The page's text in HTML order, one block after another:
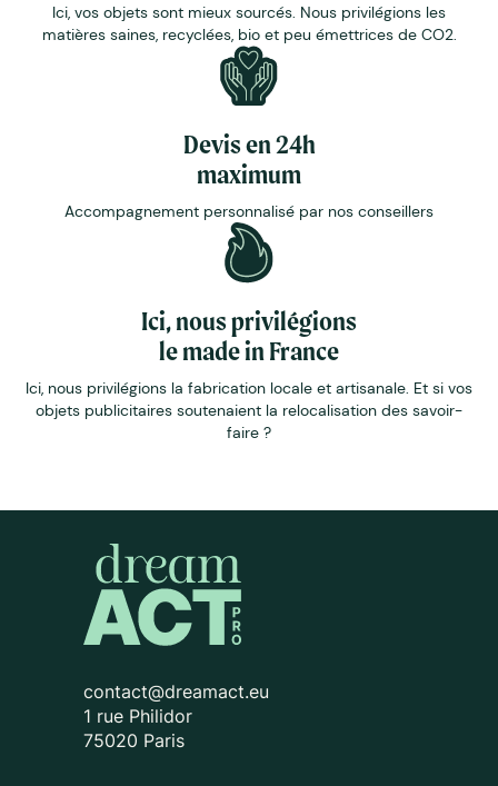
Ici, vos objets sont mieux sourcés. Nous privilégions les
matières saines, recyclées, bio et peu émettrices de CO2.
Devis en 24h
maximum
Accompagnement personnalisé par nos conseillers
Ici, nous privilégions
le made in France
Ici, nous privilégions la fabrication locale et artisanale. Et si vos
objets publicitaires soutenaient la relocalisation des savoir-
faire ?
contact@dreamact.eu
1 rue Philidor
75020 Paris